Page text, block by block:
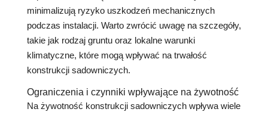
minimalizują ryzyko uszkodzeń mechanicznych
podczas instalacji. Warto zwrócić uwagę na szczegóły,
takie jak rodzaj gruntu oraz lokalne warunki
klimatyczne, które mogą wpływać na trwałość
konstrukcji sadowniczych.
Ograniczenia i czynniki wpływające na żywotność
Na żywotność konstrukcji sadowniczych wpływa wiele